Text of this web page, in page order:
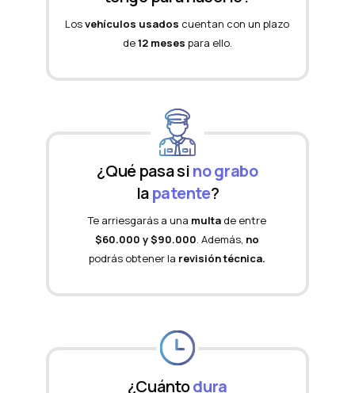
Losvehículos usados cuentan con un plazo
de12 meses para ello.
¿Qué pasa sino grabo
lapatente?
Te arriesgarás a una multa de entre
$60.000 y $90.000. Además, no
podrás obtener la revisión técnica.
¿Cuántodura